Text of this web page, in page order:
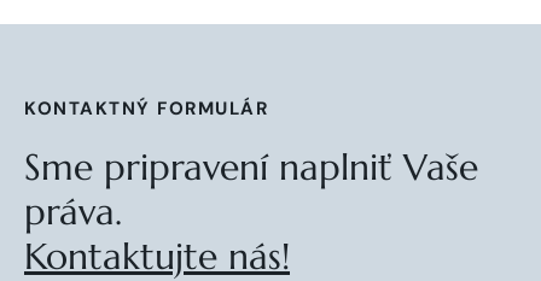
KONTAKTNÝ FORMULÁR
Sme pripravení naplniť Vaše
práva.
Kontaktujte nás!